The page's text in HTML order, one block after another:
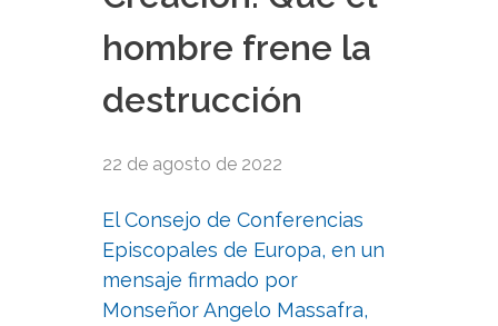
hombre frene la
destrucción
22 de agosto de 2022
El Consejo de Conferencias
Episcopales de Europa, en un
mensaje firmado por
Monseñor Angelo Massafra,